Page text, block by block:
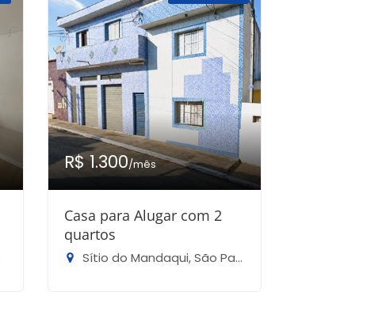
R$ 1.300/mês
Casa para Alugar com 2
quartos
Sítio do Mandaqui, São Paulo-SP